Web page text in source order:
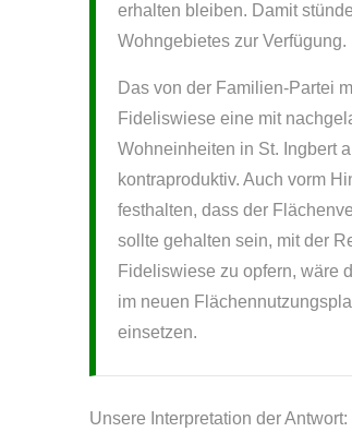
erhalten bleiben. Damit
Wohngebietes zur Verfügung.
Das von der Familien-Partei
Fideliswiese eine mit
Wohneinheiten in St. Ingbert
kontraproduktiv. Auch vorm
festhalten, dass der
sollte gehalten sein, mit der
Fideliswiese zu opfern, wäre
im neuen
einsetzen.
Unsere Interpretation der Antwort: